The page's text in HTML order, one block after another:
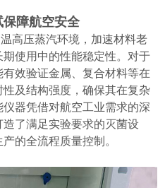
障航空安全
高压蒸汽环境，加速材料老
使用中的性能稳定性。对于
效验证金属、复合材料等在
及结构强度，确保其在复杂
器凭借对航空工业需求的深
了满足实验要求的灭菌设
的全流程质量控制。